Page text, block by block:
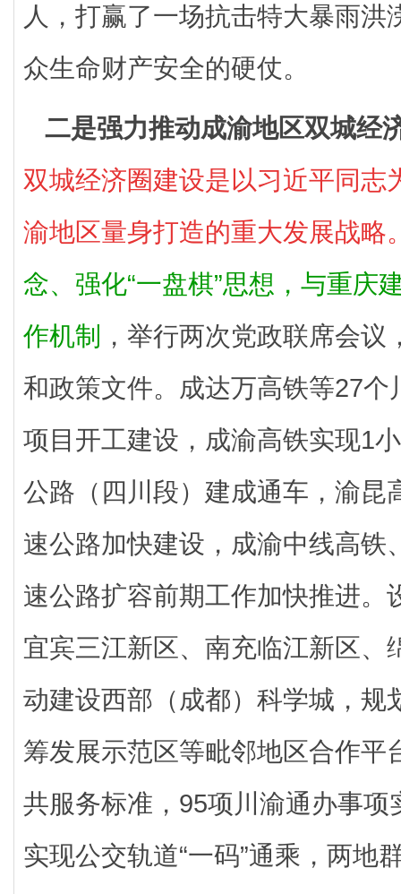
人，打赢了一场抗击特大暴雨洪
众生命财产安全的硬仗。
二是强力推动成渝地区双城经
双城经济圈建设是以习近平同志
渝地区量身打造的重大发展战略
念、强化“一盘棋”思想，与重庆
作机制
，举行两次党政联席会
和政策文件。成达万高铁等27个
项目开工建设，成渝高铁实现1
公路（四川段）建成通车，渝昆
速公路加快建设，成渝中线高铁
速公路扩容前期工作加快推进。
宜宾三江新区、南充临江新区、
动建设西部（成都）科学城，规
筹发展示范区等毗邻地区合作平
共服务标准，95项川渝通办事项
实现公交轨道“一码”通乘，两地